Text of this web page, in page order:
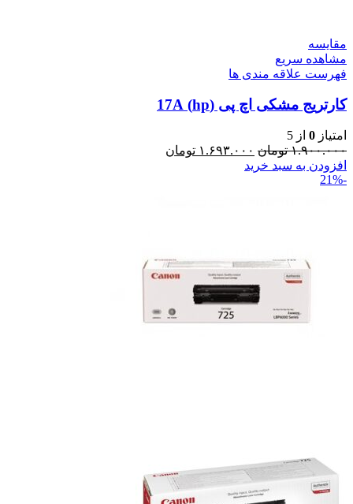
مقایسه
مشاهده سریع
فهرست علاقه مندی ها
کارتریج مشکی اچ پی (hp) 17A
امتیاز 0 از 5
۱.۹۰۰.۰۰۰ تومان ۱.۶۹۳.۰۰۰ تومان
افزودن به سبد خرید
-21%